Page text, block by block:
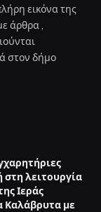
εικόνα της
άρθρα ,
στον δήμο
στη λειτουργία
Ιεράς
Καλάβρυτα με